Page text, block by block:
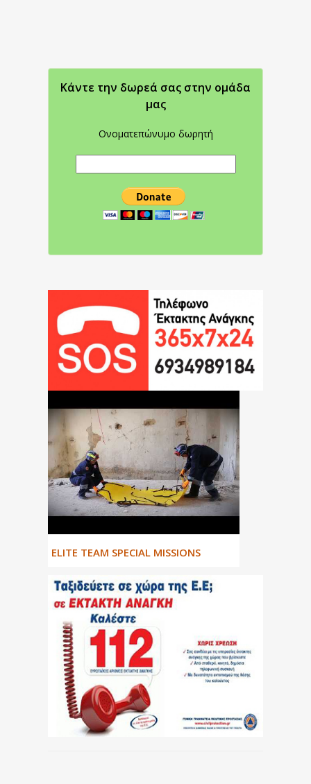
Κάντε την δωρεά σας στην oμάδα
μας
Ονοματεπώνυμο δωρητή
ΕLITE TEAM SPECIAL MISSIONS